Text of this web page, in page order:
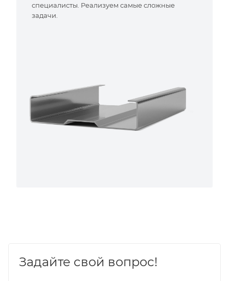
специалисты. Реализуем самые сложные
задачи.
Задайте свой вопрос!